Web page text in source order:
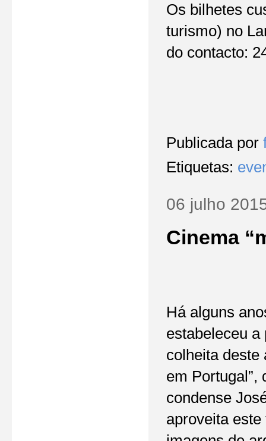
Os bilhetes
turismo) no
do contacto:
Publicada por
Etiquetas:
06 julho
Cinema
Há alguns
estabeleceu
colheita deste
em Portugal”,
condense
aproveita